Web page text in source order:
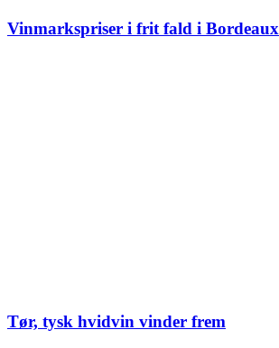
Vinmarkspriser i frit fald i Bordeaux
Tør, tysk hvidvin vinder frem